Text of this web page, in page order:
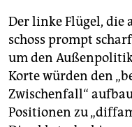
Der linke Flügel,
schoss prompt
um den
Korte würden den
Zwischenfall“
Positionen zu